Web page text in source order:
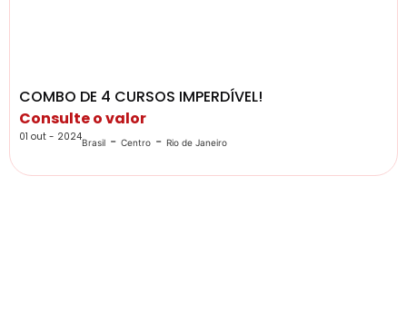
COMBO DE 4 CURSOS IMPERDÍVEL!
Consulte o valor
01 out - 2024Brasil - Centro - Rio de Janeiro